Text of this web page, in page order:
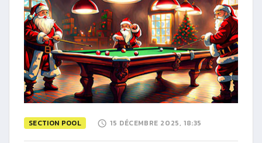
SECTION POOL 15 DÉCEMBRE 2025, 18:35